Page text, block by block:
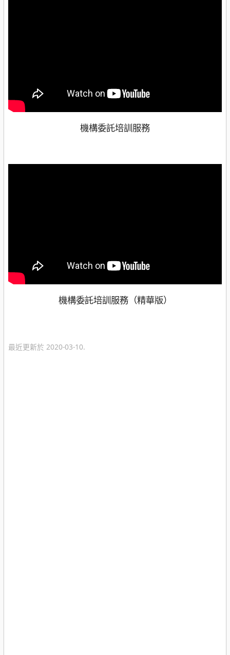
機構委託培訓服務
機構委託培訓服務（精華版）
最近更新於 2020-03-10.